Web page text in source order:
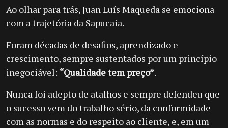
Ao olhar para trás, Juan Luís Maqueda se emociona
com a trajetória da Sapucaia.
Foram décadas de desafios, aprendizado e
crescimento, sempre sustentados por um princípio
inegociável: “Qualidade tem preço”.
Nunca foi adepto de atalhos e sempre defendeu que
o sucesso vem do trabalho sério, da conformidade
com as normas e do respeito ao cliente, e, em um